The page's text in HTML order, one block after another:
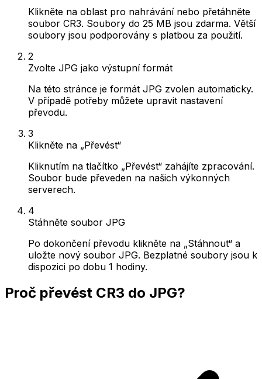
Klikněte na oblast pro nahrávání nebo přetáhněte
soubor CR3. Soubory do 25 MB jsou zdarma. Větší
soubory jsou podporovány s platbou za použití.
2
Zvolte JPG jako výstupní formát
Na této stránce je formát JPG zvolen automaticky.
V případě potřeby můžete upravit nastavení
převodu.
3
Klikněte na „Převést“
Kliknutím na tlačítko „Převést“ zahájíte zpracování.
Soubor bude převeden na našich výkonných
serverech.
4
Stáhněte soubor JPG
Po dokončení převodu klikněte na „Stáhnout“ a
uložte nový soubor JPG. Bezplatné soubory jsou k
dispozici po dobu 1 hodiny.
Proč převést CR3 do JPG?